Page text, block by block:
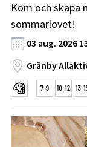
Kom och skapa
sommarlovet!
03 aug. 2026
Gränby